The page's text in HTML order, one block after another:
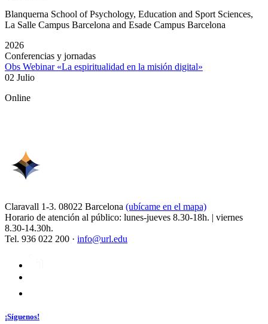
Blanquerna School of Psychology, Education and Sport Sciences,
La Salle Campus Barcelona and Esade Campus Barcelona
2026
Conferencias y jornadas
Obs Webinar «La espiritualidad en la misión digital»
02 Julio
Online
Claravall 1-3. 08022 Barcelona (ubícame en el mapa)
Horario de atención al público: lunes-jueves 8.30-18h. | viernes
8.30-14.30h.
Tel. 936 022 200 · info@url.edu
¡Síguenos!